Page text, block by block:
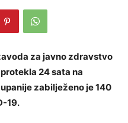
za javno zdravstvo
24 sata na
zabilježeno je 140
19.